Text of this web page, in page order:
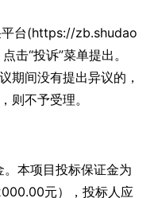
平台(https://zb.shudao
击“投诉”菜单提出。
期间没有提出异议的，
则不予受理。
。本项目投标保证金为
元），投标人应